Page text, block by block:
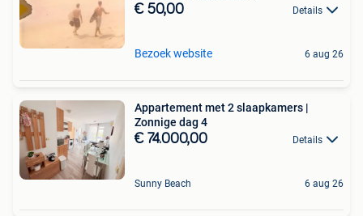
€ 50,00 Details
Bezoek website 6 aug 26
Appartement met 2 slaapkamers |
Zonnige dag 4
€ 74.000,00 Details
Sunny Beach 6 aug 26